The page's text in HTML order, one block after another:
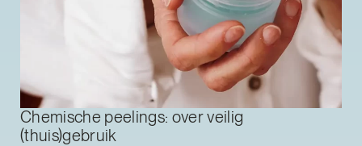
Chemische peelings: over veilig
(thuis)gebruik